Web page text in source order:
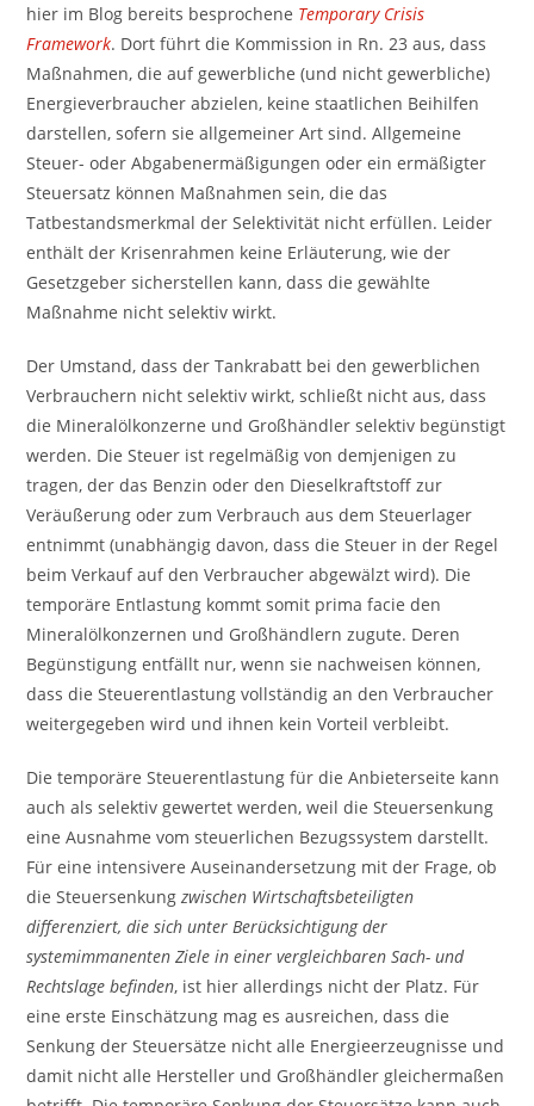
hier im Blog bereits besprochene Temporary Crisis
Framework. Dort führt die Kommission in Rn. 23 aus, dass
Maßnahmen, die auf gewerbliche (und nicht gewerbliche)
Energieverbraucher abzielen, keine staatlichen Beihilfen
darstellen, sofern sie allgemeiner Art sind. Allgemeine
Steuer- oder Abgabenermäßigungen oder ein ermäßigter
Steuersatz können Maßnahmen sein, die das
Tatbestandsmerkmal der Selektivität nicht erfüllen. Leider
enthält der Krisenrahmen keine Erläuterung, wie der
Gesetzgeber sicherstellen kann, dass die gewählte
Maßnahme nicht selektiv wirkt.
Der Umstand, dass der Tankrabatt bei den gewerblichen
Verbrauchern nicht selektiv wirkt, schließt nicht aus, dass
die Mineralölkonzerne und Großhändler selektiv begünstigt
werden. Die Steuer ist regelmäßig von demjenigen zu
tragen, der das Benzin oder den Dieselkraftstoff zur
Veräußerung oder zum Verbrauch aus dem Steuerlager
entnimmt (unabhängig davon, dass die Steuer in der Regel
beim Verkauf auf den Verbraucher abgewälzt wird). Die
temporäre Entlastung kommt somit prima facie den
Mineralölkonzernen und Großhändlern zugute. Deren
Begünstigung entfällt nur, wenn sie nachweisen können,
dass die Steuerentlastung vollständig an den Verbraucher
weitergegeben wird und ihnen kein Vorteil verbleibt.
Die temporäre Steuerentlastung für die Anbieterseite kann
auch als selektiv gewertet werden, weil die Steuersenkung
eine Ausnahme vom steuerlichen Bezugssystem darstellt.
Für eine intensivere Auseinandersetzung mit der Frage, ob
die Steuersenkung zwischen Wirtschaftsbeteiligten
differenziert, die sich unter Berücksichtigung der
systemimmanenten Ziele in einer vergleichbaren Sach- und
Rechtslage befinden, ist hier allerdings nicht der Platz. Für
eine erste Einschätzung mag es ausreichen, dass die
Senkung der Steuersätze nicht alle Energieerzeugnisse und
damit nicht alle Hersteller und Großhändler gleichermaßen